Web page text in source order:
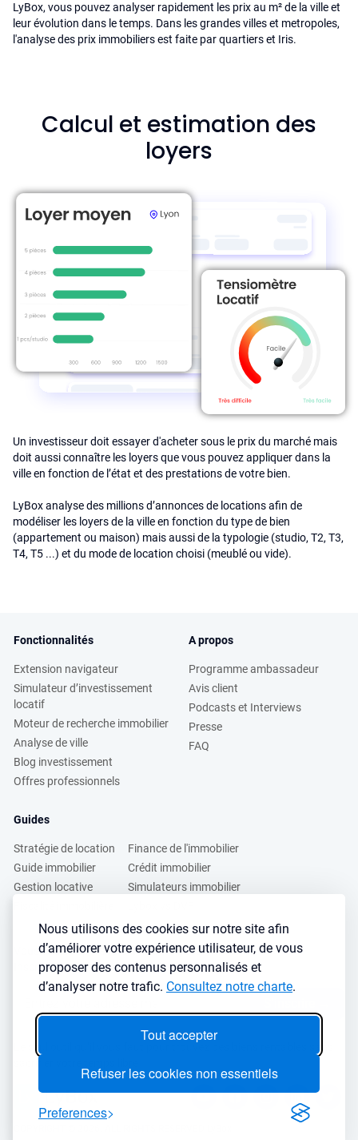
Nous utilisons des cookies sur notre site afin
d’améliorer votre expérience utilisateur, de vous
proposer des contenus personnalisés et
d’analyser notre trafic. Consultez notre charte.
Tout accepter
Refuser les cookies non essentiels
Preferences
LyBox, vous pouvez analyser rapidement les prix au m² de la ville et
leur évolution dans le temps. Dans les grandes villes et metropoles,
l'analyse des prix immobiliers est faite par quartiers et Iris.
Calcul et estimation des
loyers
Un investisseur doit essayer d'acheter sous le prix du marché mais
doit aussi connaître les loyers que vous pouvez appliquer dans la
ville en fonction de l’état et des prestations de votre bien.
LyBox analyse des millions d’annonces de locations afin de
modéliser les loyers de la ville en fonction du type de bien
(appartement ou maison) mais aussi de la typologie (studio, T2, T3,
T4, T5 ...) et du mode de location choisi (meublé ou vide).
Fonctionnalités
Extension navigateur
Simulateur d’investissement
locatif
Moteur de recherche immobilier
Analyse de ville
Blog investissement
Offres professionnels
A propos
Programme ambassadeur
Avis client
Podcasts et Interviews
Presse
FAQ
Guides
Stratégie de location
Guide immobilier
Gestion locative
Finance de l'immobilier
Crédit immobilier
Simulateurs immobilier
Vous voulez apprendre à investir dans l’immobilier ?
Inscrivez vous à notre newsletter gratuite :